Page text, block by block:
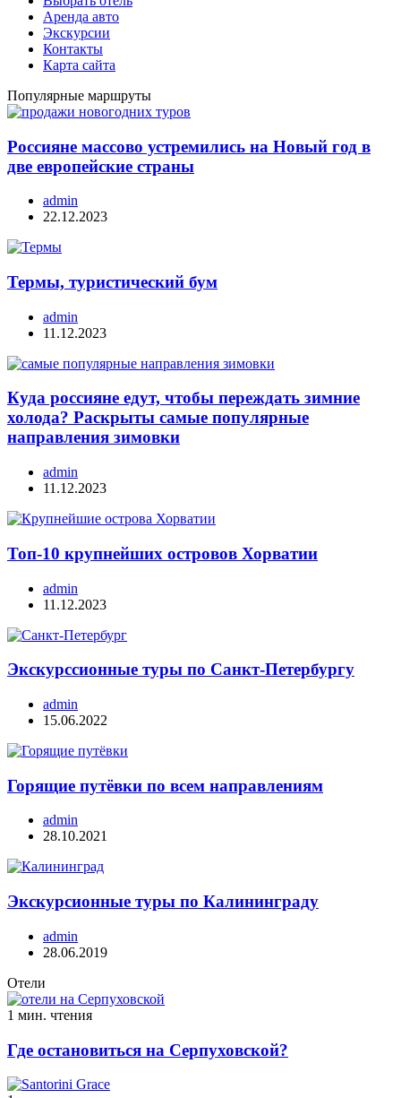
Аренда авто
Экскурсии
Контакты
Карта сайта
Популярные маршруты
Россияне массово устремились на Новый год в
две европейские страны
admin
22.12.2023
Термы, туристический бум
admin
11.12.2023
Куда россияне едут, чтобы переждать зимние
холода? Раскрыты самые популярные
направления зимовки
admin
11.12.2023
Топ-10 крупнейших островов Хорватии
admin
11.12.2023
Экскурссионные туры по Санкт-Петербургу
admin
15.06.2022
Горящие путёвки по всем направлениям
admin
28.10.2021
Экскурсионные туры по Калининграду
admin
28.06.2019
Отели
1 мин. чтения
Где остановиться на Серпуховской?